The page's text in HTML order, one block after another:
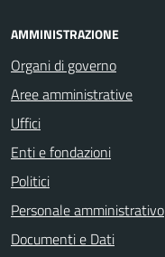
AMMINISTRAZIONE
Organi di governo
Aree amministrative
Uffici
Enti e fondazioni
Politici
Personale amministrativo
Documenti e Dati